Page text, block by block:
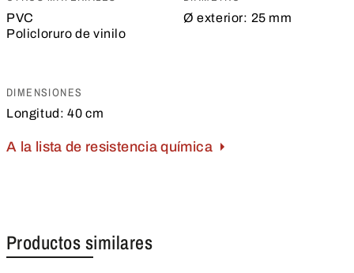
PVC
Policloruro de vinilo
Ø exterior: 25 mm
DIMENSIONES
Longitud: 40 cm
A la lista de resistencia química
Productos similares